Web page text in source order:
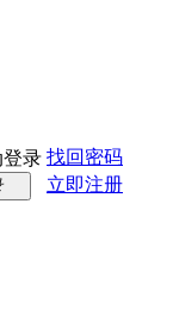
登录 找回密码
立即注册